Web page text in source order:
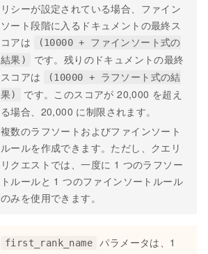
リシーが設定されている場合、ファイン
ソート段階に入るドキュメントの最終ス
コアは
(10000 + ファインソート式の
結果)
です。残りのドキュメントの最終
スコアは
(10000 + ラフソート式の結
果)
です。このスコアが 20,000 を超え
る場合、20,000 に制限されます。
複数のラフソートおよびファインソート
ルールを作成できます。ただし、クエリ
リクエストでは、一度に 1 つのラフソー
トルールと 1 つのファインソートルール
のみを使用できます。
first_rank_name
パラメータは、1